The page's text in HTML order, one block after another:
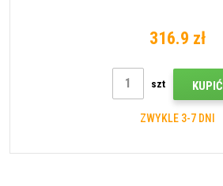
316.9 zł
szt KUPIĆ
ZWYKLE 3-7 DNI